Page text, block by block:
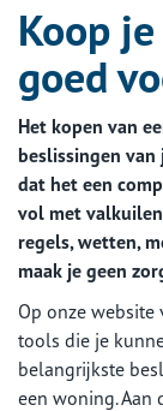
Koop
goed
Het kopen van
beslissingen van
dat het een
vol met
regels, wetten,
maak je geen
Op onze
tools die je
belangrijkste
een woning. Aan